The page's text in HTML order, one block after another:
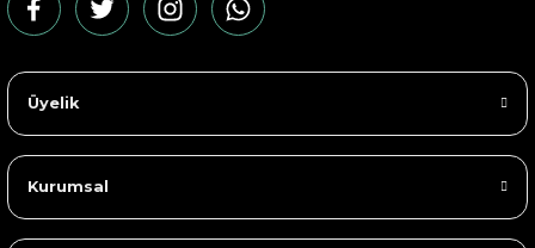
Üyelik
Kurumsal